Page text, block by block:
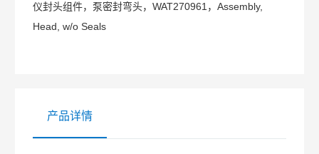
仪封头组件，泵密封弯头，WAT270961，Assembly,
Head, w/o Seals
产品详情